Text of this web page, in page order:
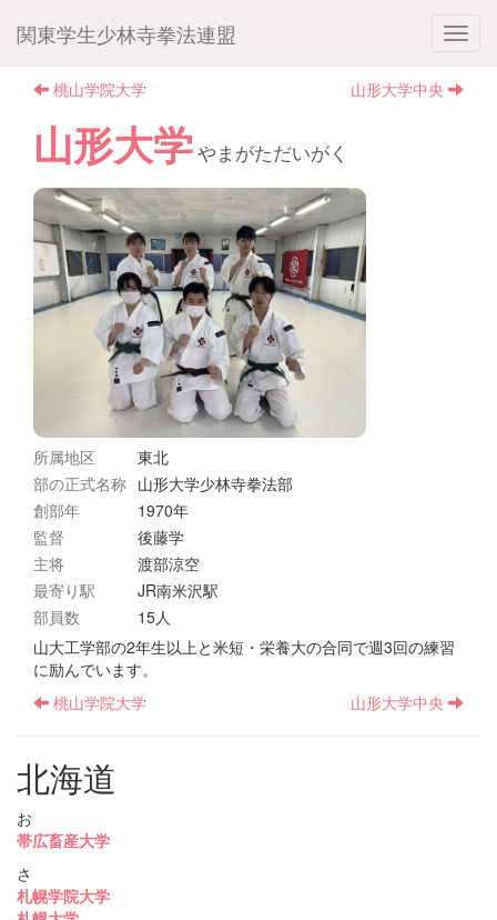
関東学生少林寺拳法連盟
桃山学院大学 山形大学中央
山形大学やまがただいがく
所属地区
東北
部の正式名称 山形大学少林寺拳法部
創部年
1970年
監督
後藤学
主将
渡部涼空
最寄り駅
JR南米沢駅
部員数
15人
山大工学部の2年生以上と米短・栄養大の合同で週3回の練習
に励んでいます。
桃山学院大学
山形大学中央
北海道
お
帯広畜産大学
さ
札幌学院大学